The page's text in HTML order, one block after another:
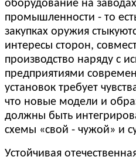
оборудование на
промышленности - то
закупках оружия
интересы сторон,
производство наряду с
предприятиями
установок требует
что новые модели и
должны быть
схемы «свой - чужой» и
Устойчивая